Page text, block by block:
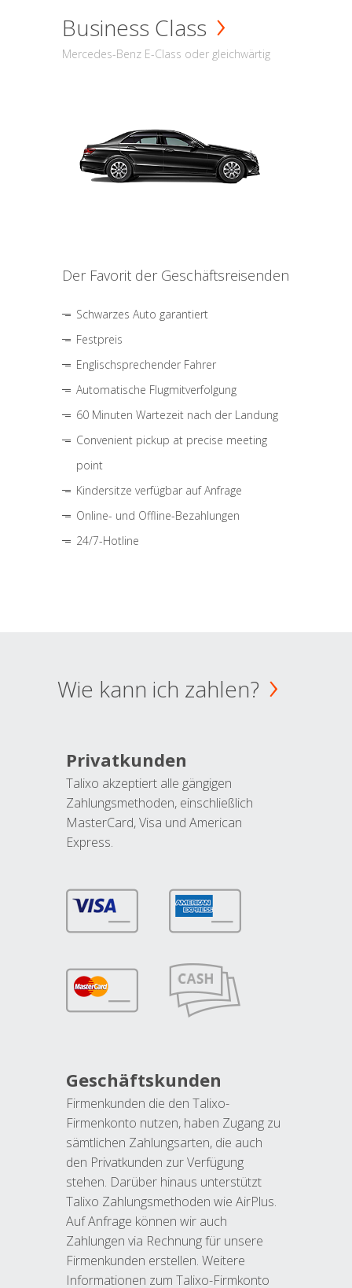
Business Class
Mercedes-Benz E-Class oder gleichwärtig
Der Favorit der Geschäftsreisenden
Schwarzes Auto garantiert
Festpreis
Englischsprechender Fahrer
Automatische Flugmitverfolgung
60 Minuten Wartezeit nach der Landung
Convenient pickup at precise meeting
point
Kindersitze verfügbar auf Anfrage
Online- und Offline-Bezahlungen
24/7-Hotline
Wie kann ich zahlen?
Privatkunden
Talixo akzeptiert alle gängigen
Zahlungsmethoden, einschließlich
MasterCard, Visa und American
Express.
Geschäftskunden
Firmenkunden die den Talixo-
Firmenkonto nutzen, haben Zugang zu
sämtlichen Zahlungsarten, die auch
den Privatkunden zur Verfügung
stehen. Darüber hinaus unterstützt
Talixo Zahlungsmethoden wie AirPlus.
Auf Anfrage können wir auch
Zahlungen via Rechnung für unsere
Firmenkunden erstellen. Weitere
Informationen zum Talixo-Firmkonto